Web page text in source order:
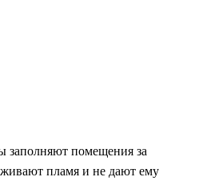
заполняют помещения за
пламя и не дают ему